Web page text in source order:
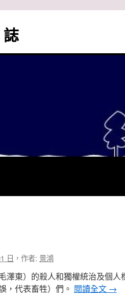
日 ， 作者: 景鴻
澤東）的殺人和獨權統治及個
，代表畜牲）們。 閱讀全文 →